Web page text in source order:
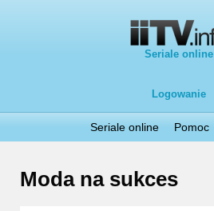
Seriale online
Logowanie
Seriale online Pomoc
Moda na sukces